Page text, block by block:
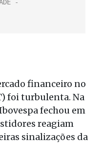
financeiro no
foi turbulenta. Na
fechou em
reagiam
sinalizações da